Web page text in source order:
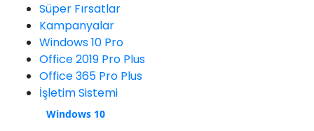
Süper Fırsatlar
Kampanyalar
Windows 10 Pro
Office 2019 Pro Plus
Office 365 Pro Plus
İşletim Sistemi
Windows 10